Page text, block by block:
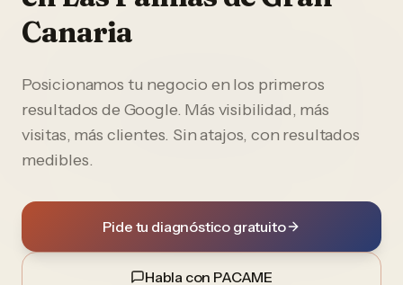
Canaria
Posicionamos tu negocio en los primeros
resultados de Google. Más visibilidad, más
visitas, más clientes. Sin atajos, con resultados
medibles.
Pide tu diagnóstico gratuito
Habla con PACAME